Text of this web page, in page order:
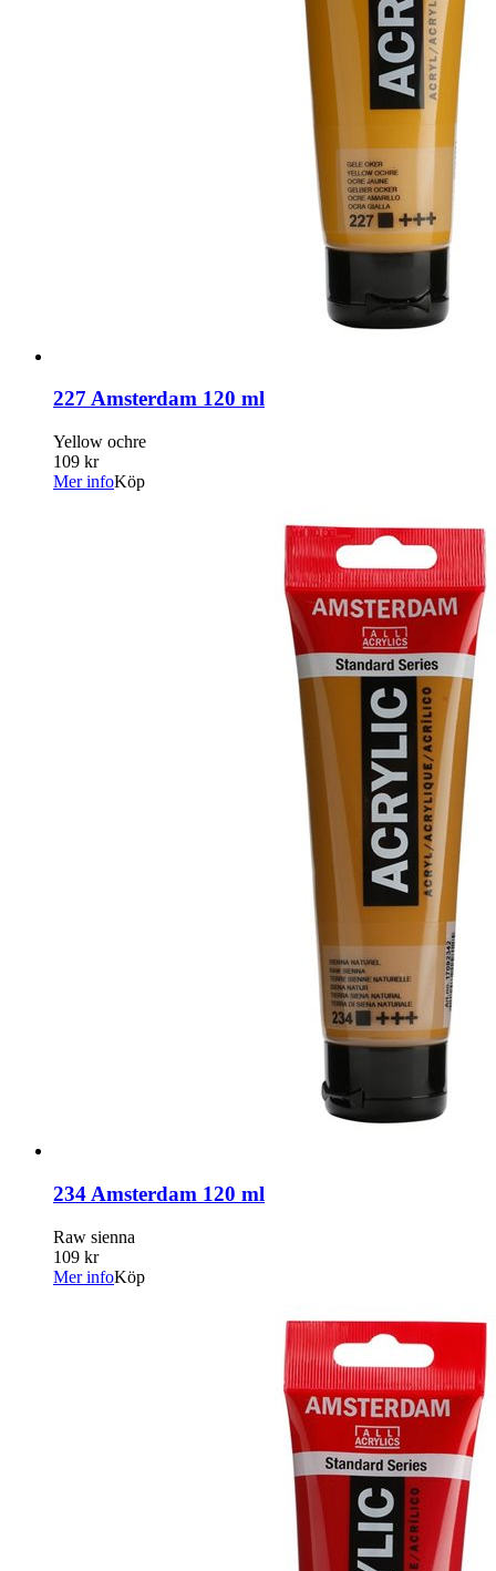
227 Amsterdam 120 ml
Yellow ochre
109 kr
Mer infoKöp
234 Amsterdam 120 ml
Raw sienna
109 kr
Mer infoKöp